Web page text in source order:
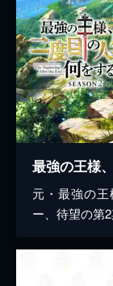
元・最強の
ー、待望の第2